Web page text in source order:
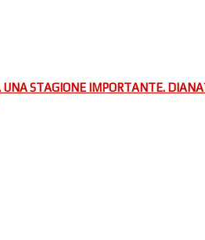
STAGIONE IMPORTANTE.